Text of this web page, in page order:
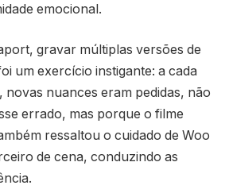
emocional.
gravar múltiplas versões de
um exercício instigante: a cada
nuances eram pedidas, não
errado, mas porque o filme
ressaltou o cuidado de Woo
de cena, conduzindo as